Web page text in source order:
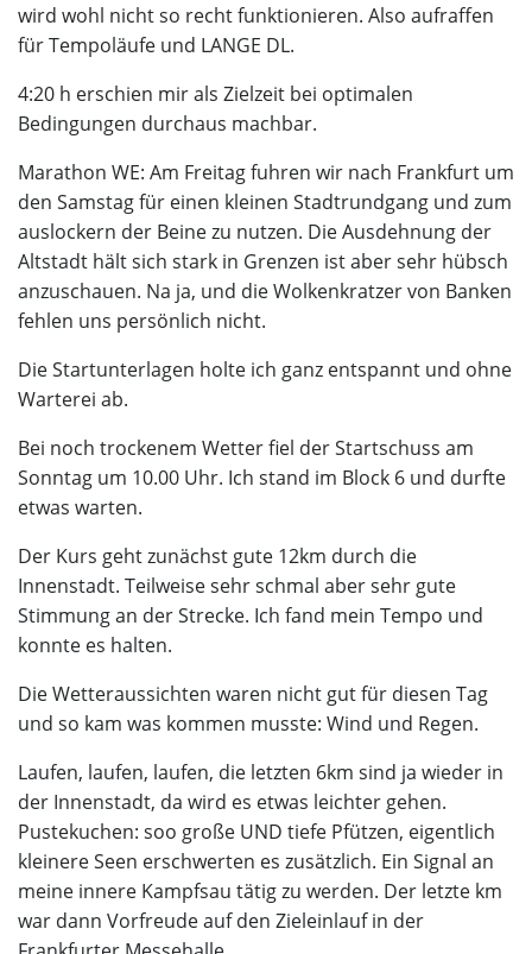
wird wohl nicht so recht funktionieren. Also aufraffen
für Tempoläufe und LANGE DL.
4:20 h erschien mir als Zielzeit bei optimalen
Bedingungen durchaus machbar.
Marathon WE: Am Freitag fuhren wir nach Frankfurt um
den Samstag für einen kleinen Stadtrundgang und zum
auslockern der Beine zu nutzen. Die Ausdehnung der
Altstadt hält sich stark in Grenzen ist aber sehr hübsch
anzuschauen. Na ja, und die Wolkenkratzer von Banken
fehlen uns persönlich nicht.
Die Startunterlagen holte ich ganz entspannt und ohne
Warterei ab.
Bei noch trockenem Wetter fiel der Startschuss am
Sonntag um 10.00 Uhr. Ich stand im Block 6 und durfte
etwas warten.
Der Kurs geht zunächst gute 12km durch die
Innenstadt. Teilweise sehr schmal aber sehr gute
Stimmung an der Strecke. Ich fand mein Tempo und
konnte es halten.
Die Wetteraussichten waren nicht gut für diesen Tag
und so kam was kommen musste: Wind und Regen.
Laufen, laufen, laufen, die letzten 6km sind ja wieder in
der Innenstadt, da wird es etwas leichter gehen.
Pustekuchen: soo große UND tiefe Pfützen, eigentlich
kleinere Seen erschwerten es zusätzlich. Ein Signal an
meine innere Kampfsau tätig zu werden. Der letzte km
war dann Vorfreude auf den Zieleinlauf in der